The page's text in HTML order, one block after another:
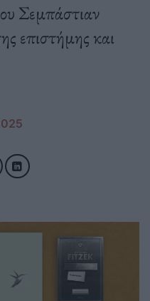
Σεμπάστιαν
επιστήμης και